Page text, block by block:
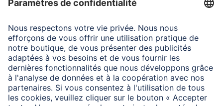
Caractéristiques techniques
Matière Safety Glass (Hardened)
Modèle Appareil spécifique
Température 9H